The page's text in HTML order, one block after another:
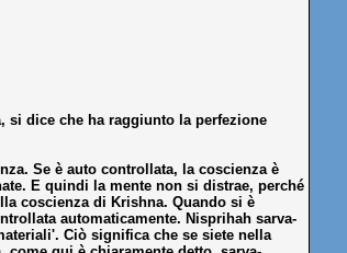
si dice che ha raggiunto la perfezione
Se è auto controllata, la coscienza è
E quindi la mente non si distrae, perché
coscienza di Krishna. Quando si è
automaticamente. Nisprihah sarva-
Ciò significa che se siete nella